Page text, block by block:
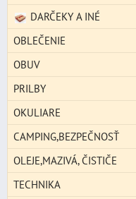
DARČEKY A INÉ
OBLEČENIE
OBUV
PRILBY
OKULIARE
CAMPING,BEZPEČNOSŤ
OLEJE,MAZIVÁ, ČISTIČE
TECHNIKA